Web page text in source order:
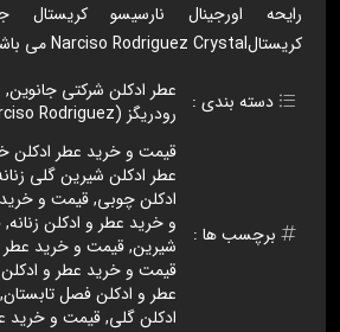
رایحه اورجینال نارسیسو کریستال
کریستالNarciso Rodriguez Crystal می باشد.
دسته بندی : عطر ادکلن شرکتی جانوین,
رودریگز (Narciso Rodriguez)
برچسب ها :
قیمت و خرید عطر ادکلن
عطر ادکلن شیرین گلی
ادکلن چوبی,قیمت و
و خرید عطر و ادکلن زنانه,
شیرین,قیمت و خرید
قیمت و خرید عطر و
عطر و ادکلن فصل تابستان,
ادکلن گلی,قیمت و خرید